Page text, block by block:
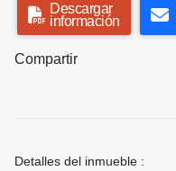
Descargar
información
Compartir
Detalles del inmueble :